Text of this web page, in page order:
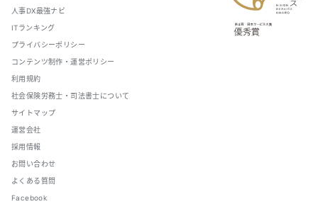
人事DX最強ナビ
ITランキング
プライバシーポリシー
コンテンツ制作・運営ポリシー
利用規約
社会保険労務士・司法書士について
サイトマップ
運営会社
採用情報
お問い合わせ
よくある質問
Facebook